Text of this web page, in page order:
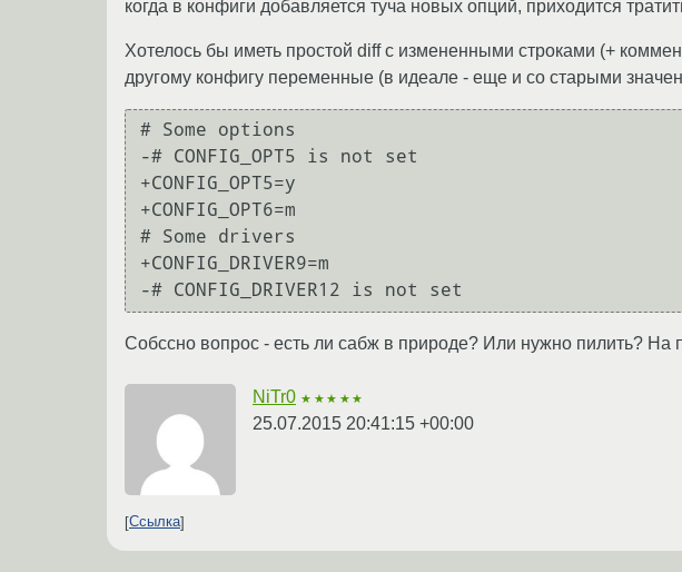
когда в конфиги добавляется туча новых опций, приходится
Хотелось бы иметь простой diff с измененными строками (+
другому конфигу переменные (в идеале - еще и со старыми
# Some options
-# CONFIG_OPT5 is not set
+CONFIG_OPT5=y
+CONFIG_OPT6=m
# Some drivers
+CONFIG_DRIVER9=m
Собссно вопрос - есть ли сабж в природе? Или нужно пилить? На
NiTr0 ★★★★★
25.07.2015 20:41:15 +00:00
Ссылка